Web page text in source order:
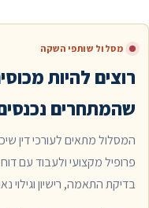
מסלול שותפי השקה
רוצים להיות
שהמתחרים
המסלול מתאים לעורכי דין
פרופיל מקצועי ולעבוד עם
בדיקת התאמה, רישיון וגילוי